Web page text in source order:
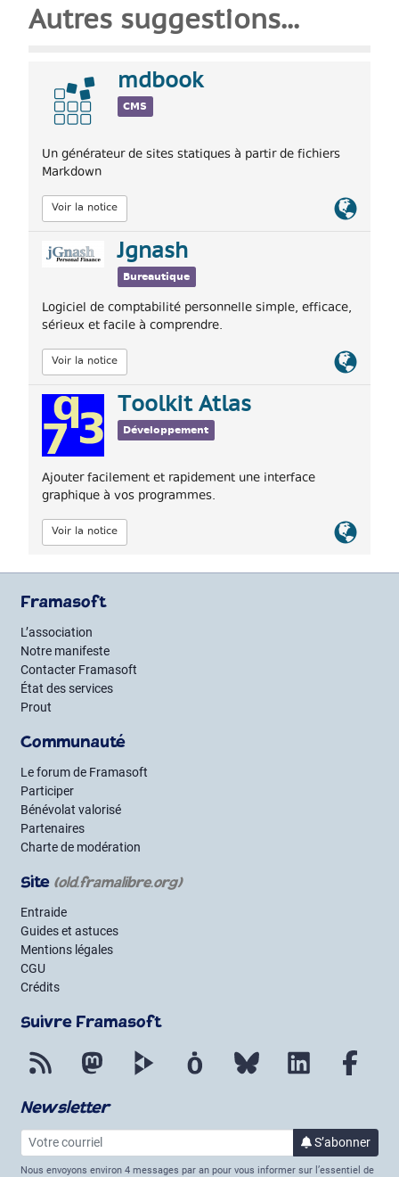
Autres suggestions...
mdbook
CMS
Un générateur de sites statiques à partir de fichiers
Markdown
Voir la notice
Lien
Jgnash
Bureautique
Logiciel de comptabilité personnelle simple, efficace,
sérieux et facile à comprendre.
Voir la notice
Lien
Toolkit Atlas
Développement
Ajouter facilement et rapidement une interface
graphique à vos programmes.
Voir la notice
Lien
Framasoft
L’association
Notre manifeste
Contacter Framasoft
État des services
Prout
Communauté
Le forum de Framasoft
Participer
Bénévolat valorisé
Partenaires
Charte de modération
Site (old.framalibre.org)
Entraide
Guides et astuces
Mentions légales
CGU
Crédits
Suivre Framasoft
Flux RSS Mastodon PeerTube Mobilizon Bluesky LinkedIn
Newsletter
Votre courriel
S’abonner
à la lettre
Nous envoyons environ 4 messages par an pour vous informer sur l’essentiel de